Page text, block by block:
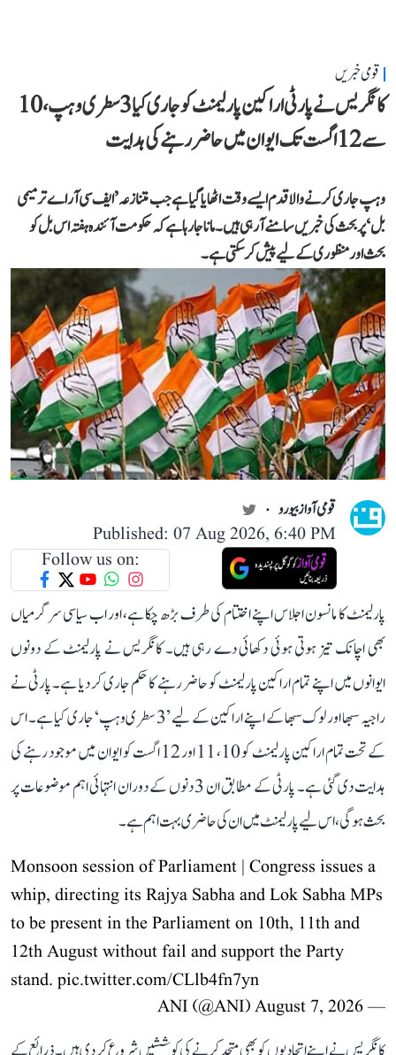
قومی خبریں
کانگریس نے پارٹی اراکین پارلیمنٹ کو جاری کیا 3 سطری وہپ، 10
سے 12 اگست تک ایوان میں حاضر رہنے کی ہدایت
وہپ جاری کرنے والا قدم ایسے وقت اٹھایا گیا ہے جب متنازعہ ’ایف سی آر اے ترمیمی
بل‘ پر بحث کی خبریں سامنے آ رہی ہیں۔ مانا جا رہا ہے کہ حکومت آئندہ ہفتہ اس بل کو
بحث اور منظوری کے لیے پیش کر سکتی ہے۔
قومی آواز بیورو
Published: 07 Aug 2026, 6:40 PM
Follow us on:
پارلیمنٹ کا مانسون اجلاس اپنے اختتام کی طرف بڑھ چکا ہے، اور اب سیاسی سرگرمیاں
بھی اچانک تیز ہوتی ہوئی دکھائی دے رہی ہیں۔ کانگریس نے پارلیمنٹ کے دونوں
ایوانوں میں اپنے تمام اراکین پارلیمنٹ کو حاضر رہنے کا حکم جاری کر دیا ہے۔ پارٹی نے
راجیہ سبھا اور لوک سبھا کے اپنے اراکین کے لیے ’3 سطری وہپ‘ جاری کیا ہے۔ اس
کے تحت تمام اراکین پارلیمنٹ کو 10، 11 اور 12 اگست کو ایوان میں موجود رہنے کی
ہدایت دی گئی ہے۔ پارٹی کے مطابق ان 3 دنوں کے دوران انتہائی اہم موضوعات پر
بحث ہوگی، اس لیے پارلیمنٹ میں ان کی حاضری بہت اہم ہے۔
Monsoon session of Parliament | Congress issues a
whip, directing its Rajya Sabha and Lok Sabha MPs
to be present in the Parliament on 10th, 11th and
12th August without fail and support the Party
stand. pic.twitter.com/CLlb4fn7yn
— ANI (@ANI)
August 7, 2026